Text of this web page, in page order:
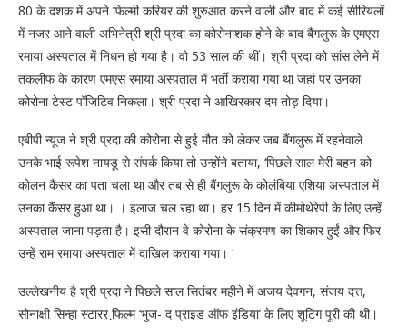
80 के दशक में अपने फिल्मी करियर की शुरुआत करने वाली और बाद में कई सीरियलों
में नजर आने वाली अभिनेत्री श्री प्रदा का कोरोनाशक होने के बाद बैंगलुरू के एमएस
रमाया अस्पताल में निधन हो गया है। वो 53 साल की थीं। श्री प्रदा को सांस लेने में
तकलीफ के कारण एमएस रमाया अस्पताल में भर्ती कराया गया था जहां पर उनका
कोरोना टेस्ट पॉजिटिव निकला। श्री प्रदा ने आखिरकार दम तोड़ दिया।
एबीपी न्यूज ने श्री प्रदा की कोरोना से हुई मौत को लेकर जब बैंगलुरू में रहनेवाले
उनके भाई रूपेश नायडू से संपर्क किया तो उन्होंने बताया, ‘पिछले साल मेरी बहन को
कोलन कैंसर का पता चला था और तब से ही बैंगलुरू के कोलंबिया एशिया अस्पताल में
उनका कैंसर हुआ था। । इलाज चल रहा था। हर 15 दिन में कीमोथेरेपी के लिए उन्हें
अस्पताल जाना पड़ता है। इसी दौरान वे कोरोना के संक्रमण का शिकार हुईं और फिर
उन्हें राम रमाया अस्पताल में दाखिल कराया गया। ‘
उल्लेखनीय है श्री प्रदा ने पिछले साल सितंबर महीने में अजय देवगन, संजय दत्त,
सोनाक्षी सिन्हा स्टारर फि़ल्म ‘भुज- द प्राइड ऑफ इंडिया’ के लिए शूटिंग पूरी की थी।